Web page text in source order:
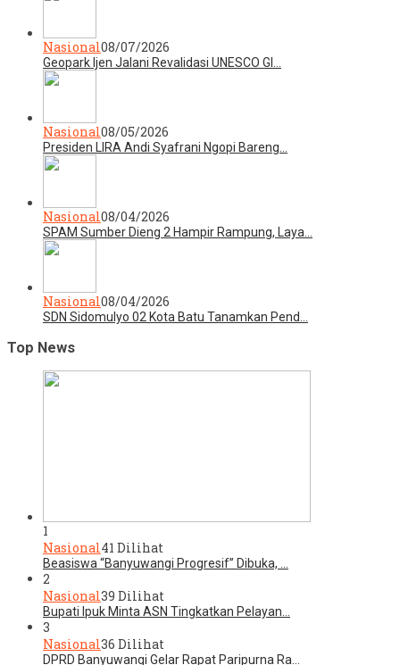
Nasional08/07/2026
Geopark Ijen Jalani Revalidasi UNESCO Gl…
Nasional08/05/2026
Presiden LIRA Andi Syafrani Ngopi Bareng…
Nasional08/04/2026
SPAM Sumber Dieng 2 Hampir Rampung, Laya…
Nasional08/04/2026
SDN Sidomulyo 02 Kota Batu Tanamkan Pend…
Top News
1
Nasional41 Dilihat
Beasiswa “Banyuwangi Progresif” Dibuka, …
2
Nasional39 Dilihat
Bupati Ipuk Minta ASN Tingkatkan Pelayan…
3
Nasional36 Dilihat
DPRD Banyuwangi Gelar Rapat Paripurna Ra…